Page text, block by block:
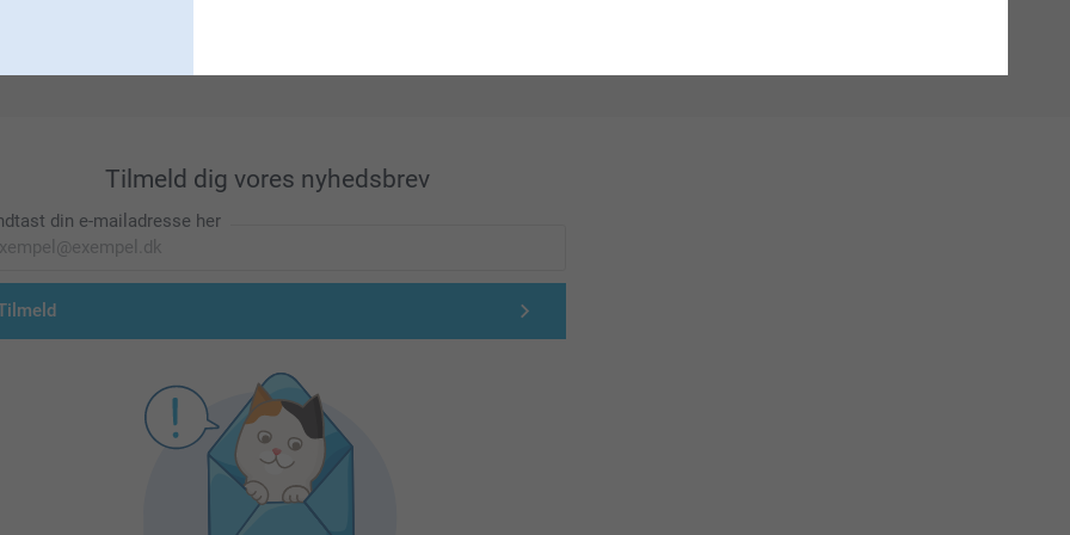
Tilmeld dig vores nyhedsbrev
din e-mailadresse her